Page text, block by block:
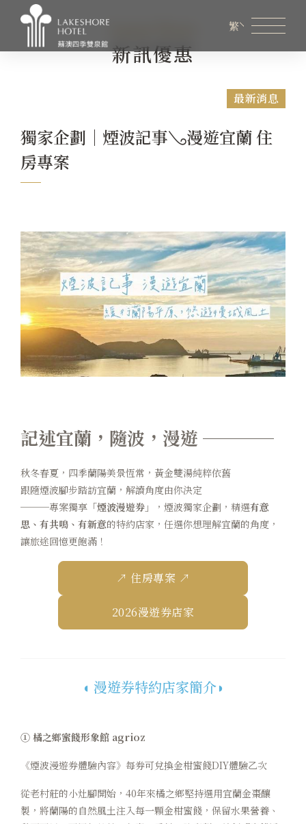
繁
新訊優惠
最新消息
獨家企劃｜煙波記事𓂅漫遊宜蘭 住
房專案
記述宜蘭，隨波，漫遊 ────
秋冬春夏，四季蘭陽美景恆常，黃金雙湯純粹依舊
跟隨煙波腳步踏訪宜蘭，解讀角度由你決定
───專案獨享 「煙波漫遊券」 ，煙波獨家企劃，精選有意
思、有共鳴、有新意的特約店家，任選你想理解宜蘭的角度，
讓旅途回憶更飽滿！
↗ 住房專案 ↗
2026漫遊券店家
◖ 漫遊券特約店家簡介◗
① 橘之鄉蜜餞形象館 agrioz
《煙波漫遊券體驗內容》每券可兌換金柑蜜餞DIY體驗乙次
從老村莊的小灶腳開始，40年來橘之鄉堅持選用宜蘭金棗釀
製，將蘭陽的自然風土注入每一顆金柑蜜餞，保留水果營養、
線上旅展券使用說明
客房資訊
餐飲美饌
新訊優惠
設施服務
煙波早午餐
在地旅行
煙波顧客評論